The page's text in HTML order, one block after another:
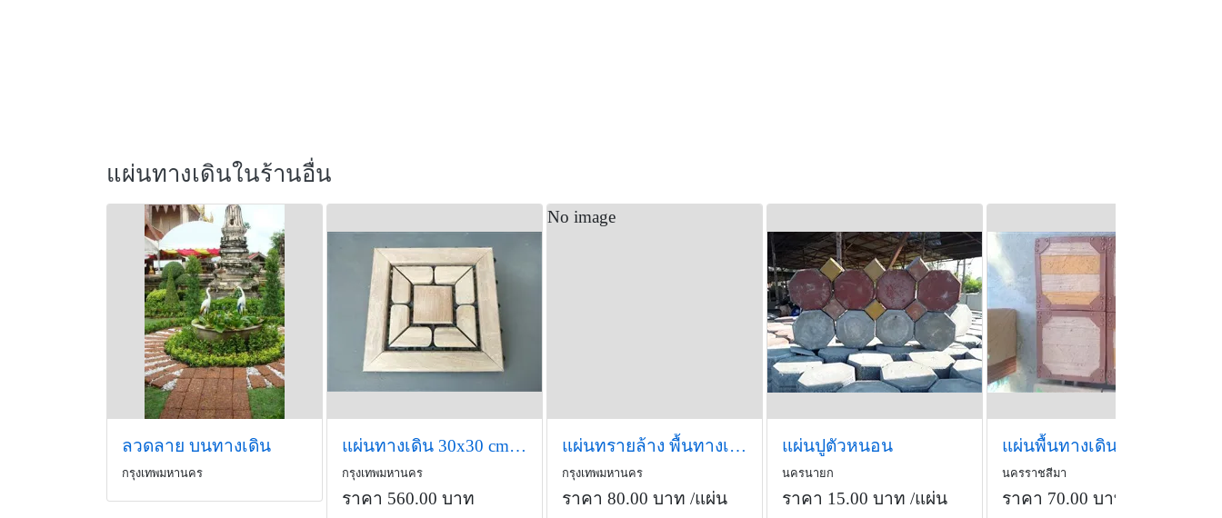
แผ่นทางเดินในร้านอื่น
ลวดลาย บนทางเดิน
กรุงเทพมหานคร
แผ่นทางเดิน 30x30 cm. ลายจีนหน้าเรียบ (1 ชุด/มี 4 แผ่น)
กรุงเทพมหานคร
ราคา 560.00 บาท
No image
แผ่นทรายล้าง พื้นทางเดิน แผ่นพื้นสวน
กรุงเทพมหานคร
ราคา 80.00 บาท /แผ่น
แผ่นปูตัวหนอน
นครนายก
ราคา 15.00 บาท /แผ่น
นครราชสีมา
ราคา 70.00 บาท